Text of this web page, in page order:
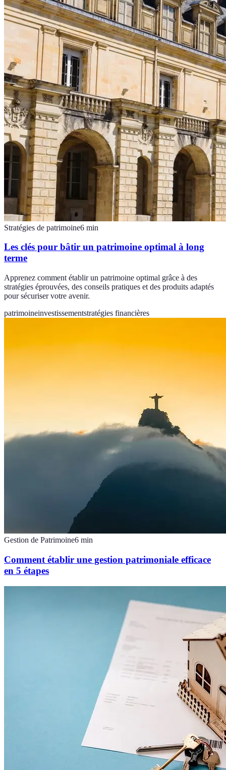
Stratégies de patrimoine6 min
Les clés pour bâtir un patrimoine optimal à long
terme
Apprenez comment établir un patrimoine optimal grâce à des
stratégies éprouvées, des conseils pratiques et des produits adaptés
pour sécuriser votre avenir.
patrimoineinvestissementstratégies financières
Gestion de Patrimoine6 min
Comment établir une gestion patrimoniale efficace
en 5 étapes